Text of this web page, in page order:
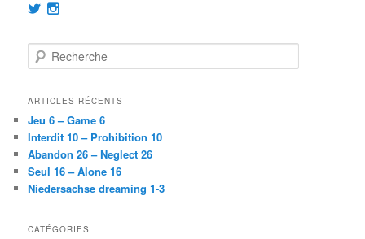
Voir
de
@achatainfr
sur
Voir
de
achatainfr
sur
e
h
r
c
h
e
ARTICLES RÉCENTS
Jeu 6 – Game 6
Interdit 10 – Prohibition 10
Abandon 26 – Neglect 26
Seul 16 – Alone 16
Niedersachse dreaming 1-3
CATÉGORIES